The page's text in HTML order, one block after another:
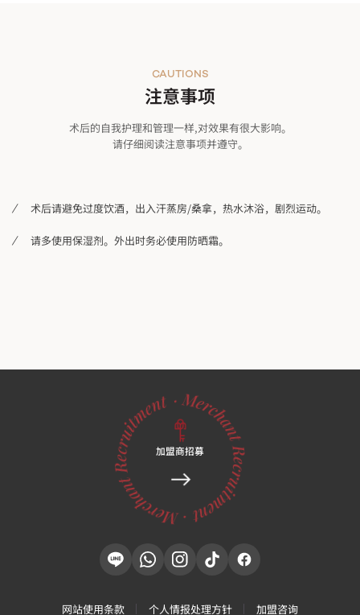
注意事项
CAUTIONS
术后的自我护理和管理一样,对效果有很大影响。
请仔细阅读注意事项并遵守。
术后请避免过度饮酒，出入汗蒸房/桑拿，热水沐浴，剧烈运动。
请多使用保湿剂。外出时务必使用防晒霜。
加盟商招募
网站使用条款 个人情报处理方针 加盟咨询